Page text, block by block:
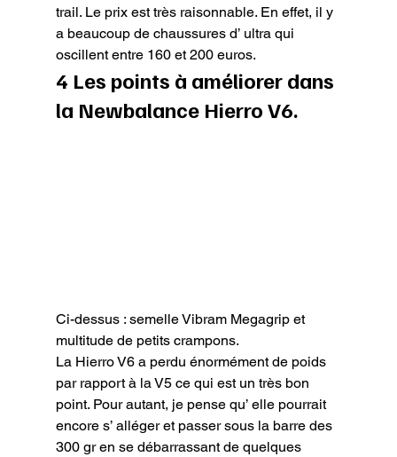
trail. Le prix est très raisonnable. En effet, il y
a beaucoup de chaussures d’ ultra qui
oscillent entre 160 et 200 euros.
4 Les points à améliorer dans
la Newbalance Hierro V6.
Ci-dessus : semelle Vibram Megagrip et
multitude de petits crampons.
La Hierro V6 a perdu énormément de poids
par rapport à la V5 ce qui est un très bon
point. Pour autant, je pense qu’ elle pourrait
encore s’ alléger et passer sous la barre des
300 gr en se débarrassant de quelques